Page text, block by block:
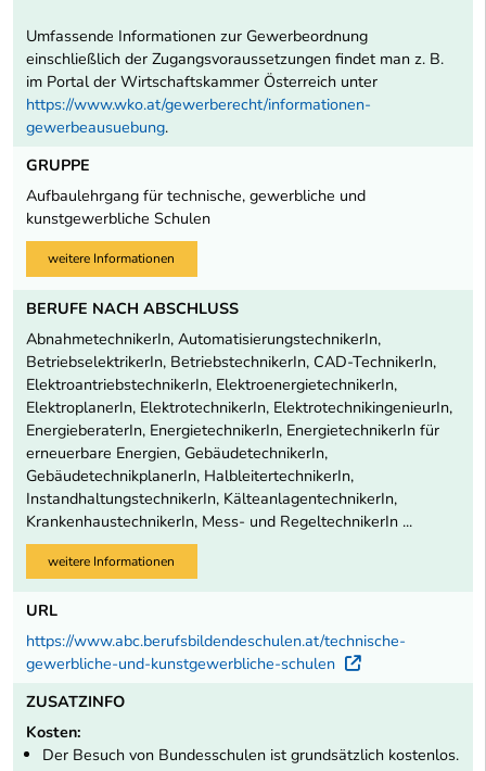
Umfassende Informationen zur Gewerbeordnung
einschließlich der Zugangsvoraussetzungen findet man z. B.
im Portal der Wirtschaftskammer Österreich unter
https://www.wko.at/gewerberecht/informationen-
gewerbeausuebung.
GRUPPE
Aufbaulehrgang für technische, gewerbliche und
kunstgewerbliche Schulen
weitere Informationen
BERUFE NACH ABSCHLUSS
AbnahmetechnikerIn, AutomatisierungstechnikerIn,
BetriebselektrikerIn, BetriebstechnikerIn, CAD-TechnikerIn,
ElektroantriebstechnikerIn, ElektroenergietechnikerIn,
ElektroplanerIn, ElektrotechnikerIn, ElektrotechnikingenieurIn,
EnergieberaterIn, EnergietechnikerIn, EnergietechnikerIn für
erneuerbare Energien, GebäudetechnikerIn,
GebäudetechnikplanerIn, HalbleitertechnikerIn,
InstandhaltungstechnikerIn, KälteanlagentechnikerIn,
KrankenhaustechnikerIn, Mess- und RegeltechnikerIn ...
weitere Informationen
URL
https://www.abc.berufsbildendeschulen.at/technische-
gewerbliche-und-kunstgewerbliche-schulen
Externer
ZUSATZINFO
Kosten:
Der Besuch von Bundesschulen ist grundsätzlich kostenlos.